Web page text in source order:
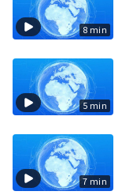
8 min
5 min
7 min